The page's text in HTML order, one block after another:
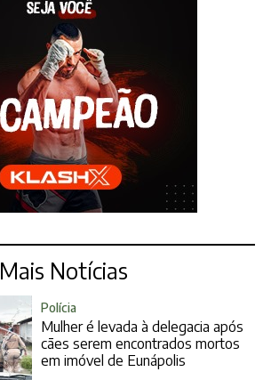
Mais Notícias
Polícia
Mulher é levada à delegacia após
cães serem encontrados mortos
em imóvel de Eunápolis